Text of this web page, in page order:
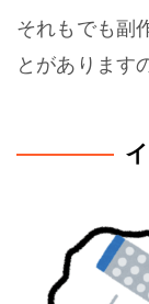
それもでも副
とがあります